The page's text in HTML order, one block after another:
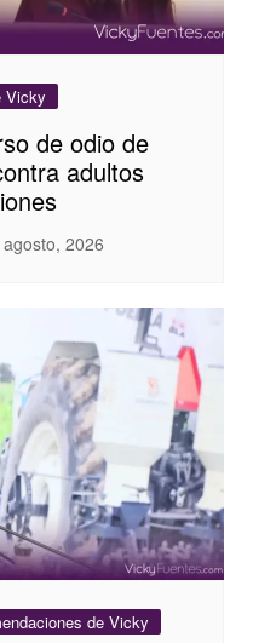
Vicky
de odio de
adultos
2026
de Vicky